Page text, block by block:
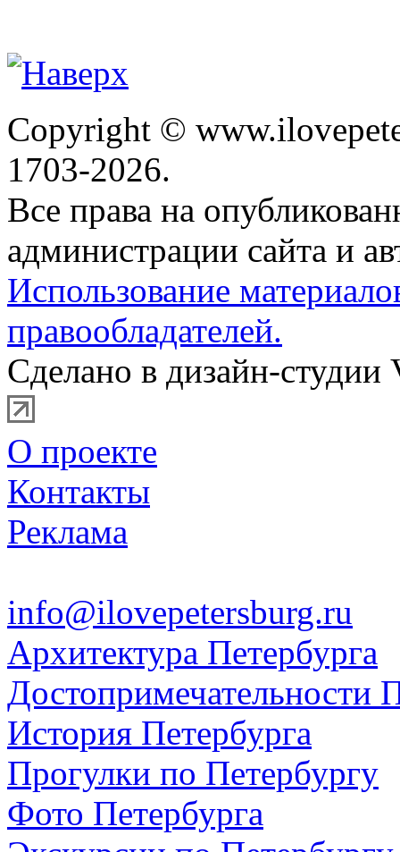
Copyright ©
1703-2026.
Все права на
администрации сайта и
Использование
правообладателей.
Сделано в дизайн-студии
О проекте
Контакты
Реклама
info@ilovepetersburg.ru
Архитектура Петербурга
Достопримечательности
История Петербурга
Прогулки по Петербургу
Фото Петербурга